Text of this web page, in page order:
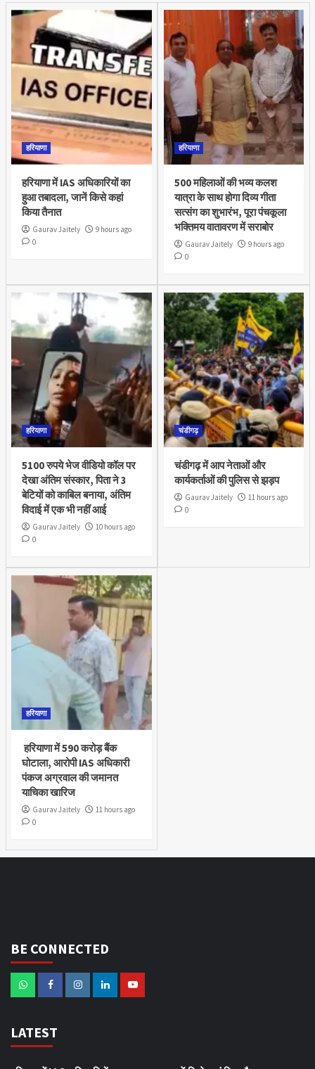
हरियाणा
हरियाणा में IAS अधिकारियों का
हुआ तबादला, जानें किसे कहां
किया तैनात
Gaurav Jaitely
9 hours ago
0
हरियाणा
500 महिलाओं की भव्य कलश
यात्रा के साथ होगा दिव्य गीता
सत्संग का शुभारंभ, पूरा पंचकूला
भक्तिमय वातावरण में सराबोर
Gaurav Jaitely
9 hours ago
0
हरियाणा
5100 रुपये भेज वीडियो कॉल पर
देखा अंतिम संस्कार, पिता ने 3
बेटियों को काबिल बनाया, अंतिम
विदाई में एक भी नहीं आई
Gaurav Jaitely
10 hours ago
0
चंडीगढ़
चंडीगढ़ में आप नेताओं और
कार्यकर्ताओं की पुलिस से झड़प
Gaurav Jaitely
11 hours ago
0
हरियाणा
हरियाणा में 590 करोड़ बैंक
घोटाला, आरोपी IAS अधिकारी
पंकज अग्रवाल की जमानत
याचिका खारिज
Gaurav Jaitely
11 hours ago
0
BE CONNECTED
LATEST